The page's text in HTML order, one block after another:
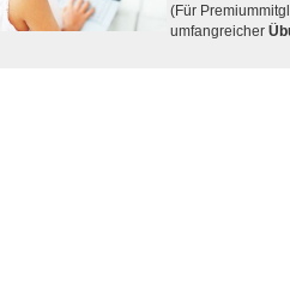
(Für
umfangreicher